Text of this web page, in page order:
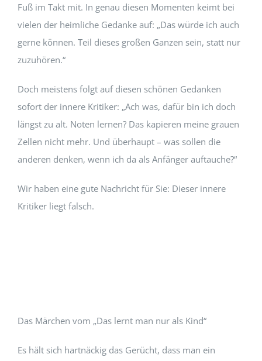
Fuß im Takt mit. In genau diesen Momenten keimt bei
vielen der heimliche Gedanke auf: „Das würde ich auch
gerne können. Teil dieses großen Ganzen sein, statt nur
zuzuhören.“
Doch meistens folgt auf diesen schönen Gedanken
sofort der innere Kritiker: „Ach was, dafür bin ich doch
längst zu alt. Noten lernen? Das kapieren meine grauen
Zellen nicht mehr. Und überhaupt – was sollen die
anderen denken, wenn ich da als Anfänger auftauche?“
Wir haben eine gute Nachricht für Sie: Dieser innere
Kritiker liegt falsch.
Das Märchen vom „Das lernt man nur als Kind“
Es hält sich hartnäckig das Gerücht, dass man ein